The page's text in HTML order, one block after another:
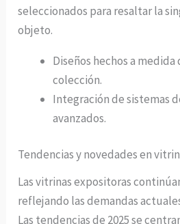
seleccionados para resaltar la
objeto.
Diseños hechos a
colección.
Integración de sistemas
avanzados.
Tendencias y novedades en
Las vitrinas expositoras
reflejando las demandas
Las tendencias de 2025 se